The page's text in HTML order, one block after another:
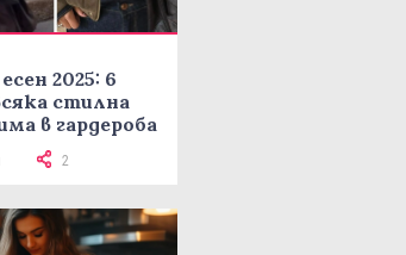
2025: 6
стилна
в гардероба
2